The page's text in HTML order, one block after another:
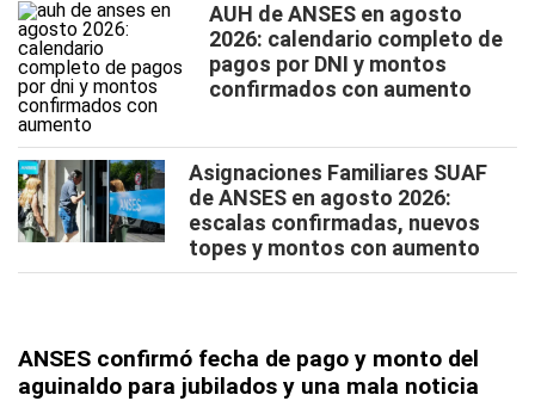
AUH de ANSES en agosto
2026: calendario completo de
pagos por DNI y montos
confirmados con aumento
Asignaciones Familiares SUAF
de ANSES en agosto 2026:
escalas confirmadas, nuevos
topes y montos con aumento
ANSES confirmó fecha de pago y monto del
aguinaldo para jubilados y una mala noticia